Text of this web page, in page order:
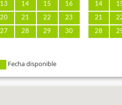
13 14 15 16
20 21 22 23
27 28 29 30
14
21
28
Fecha disponible